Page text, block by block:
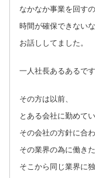
なかなか事業を回す
時間が確保できない
お話ししてました。
一人社長あるあるで
その方は以前、
とある会社に勤めてい
その会社の方針に合わ
その業界の為に働きた
そこから同じ業界に独